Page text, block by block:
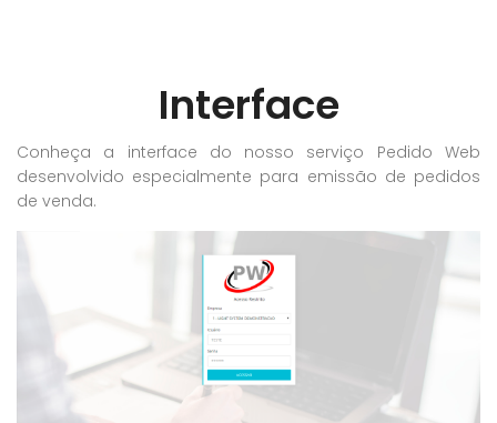
Interface
Conheça a interface do nosso serviço Pedido Web
desenvolvido especialmente para emissão de pedidos
de venda.